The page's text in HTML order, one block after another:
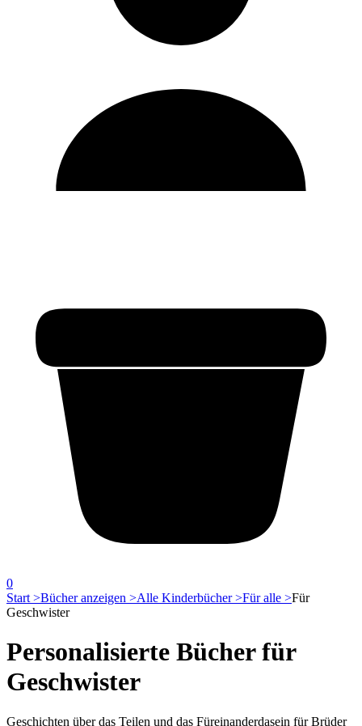
0
Start >Bücher anzeigen >Alle Kinderbücher >Für alle >Für
Geschwister
Personalisierte Bücher für
Geschwister
Geschichten über das Teilen und das Füreinanderdasein für Brüder